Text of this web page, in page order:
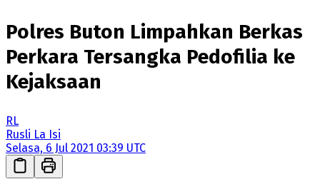
Polres Buton Limpahkan Berkas
Perkara Tersangka Pedofilia ke
Kejaksaan
RL
Rusli La Isi
Selasa, 6 Jul 2021 03:39 UTC